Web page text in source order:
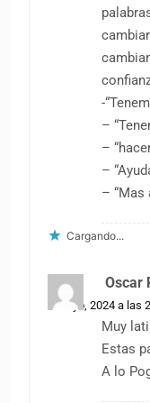
-
–
–
–
– “Mas
Cargando...
Oscar
6 mayo, 2024 a las
Muy
Estas
A lo